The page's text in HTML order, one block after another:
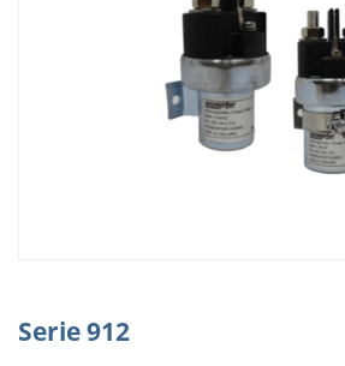
Serie 912